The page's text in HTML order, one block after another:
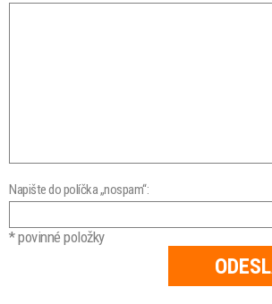
Napište do políčka „nospam“:
* povinné položky